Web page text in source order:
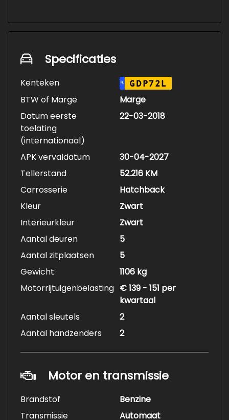
Specificaties
Kenteken NL GDP72L
BTW of Marge
Marge
Datum eerste
toelating
(internationaal)
22-03-2018
APK vervaldatum
30-04-2027
Tellerstand
52.216 KM
Carrosserie
Hatchback
Kleur
Zwart
Interieurkleur
Zwart
Aantal deuren
5
Aantal zitplaatsen
5
Gewicht
1106 kg
Motorrijtuigenbelasting € 139 - 151 per
kwartaal
Aantal sleutels
2
Aantal handzenders
2
Motor en transmissie
Brandstof
Benzine
Transmissie
Automaat